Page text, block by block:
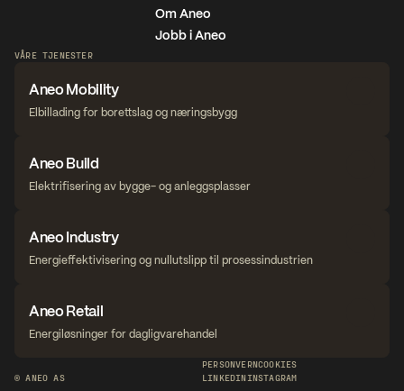
Om Aneo
Jobb i Aneo
VÅRE TJENESTER
Aneo Mobility
Elbillading for borettslag og næringsbygg
Aneo Build
Elektrifisering av bygge- og anleggsplasser
Aneo Industry
Energieffektivisering og nullutslipp til prosessindustrien
Aneo Retail
Energiløsninger for dagligvarehandel
© ANEO AS
PERSONVERNCOOKIES
LINKEDININSTAGRAM